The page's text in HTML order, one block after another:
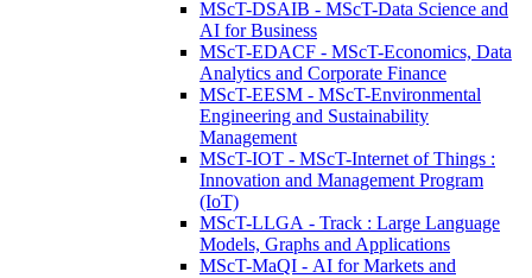
MScT-DSAIB - MScT-Data Science and
AI for Business
MScT-EDACF - MScT-Economics, Data
Analytics and Corporate Finance
MScT-EESM - MScT-Environmental
Engineering and Sustainability
Management
MScT-IOT - MScT-Internet of Things :
Innovation and Management Program
(IoT)
MScT-LLGA - Track : Large Language
Models, Graphs and Applications
MScT-MaQI - AI for Markets and